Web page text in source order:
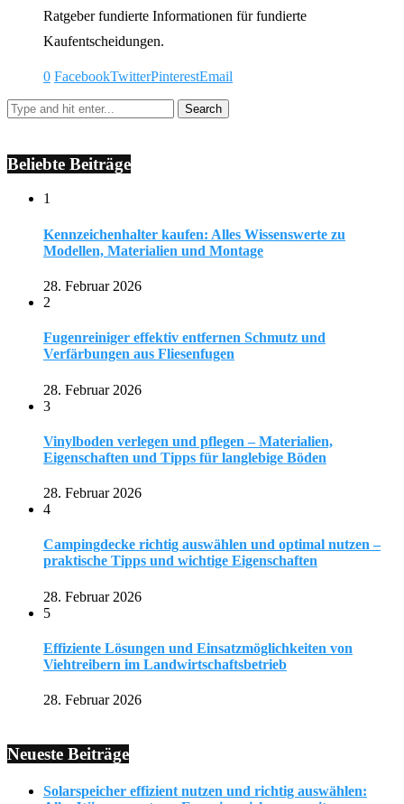
Ratgeber fundierte Informationen für fundierte
Kaufentscheidungen.
0 FacebookTwitterPinterestEmail
Beliebte Beiträge
1
Kennzeichenhalter kaufen: Alles Wissenswerte zu
Modellen, Materialien und Montage
28. Februar 2026
2
Fugenreiniger effektiv entfernen Schmutz und
Verfärbungen aus Fliesenfugen
28. Februar 2026
3
Vinylboden verlegen und pflegen – Materialien,
Eigenschaften und Tipps für langlebige Böden
28. Februar 2026
4
Campingdecke richtig auswählen und optimal nutzen –
praktische Tipps und wichtige Eigenschaften
28. Februar 2026
5
Effiziente Lösungen und Einsatzmöglichkeiten von
Viehtreibern im Landwirtschaftsbetrieb
28. Februar 2026
Neueste Beiträge
Solarspeicher effizient nutzen und richtig auswählen: